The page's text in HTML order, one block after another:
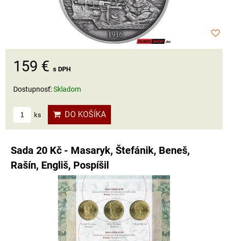
159 € s DPH
Dostupnosť:Skladom
ks DO KOŠÍKA
Sada 20 Kč - Masaryk, Štefánik, Beneš,
Rašín, Engliš, Pospíšil